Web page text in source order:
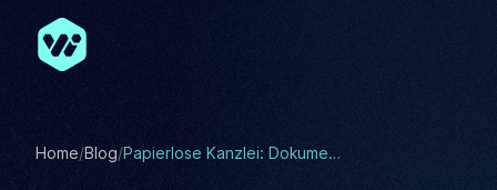
Zum Hauptinhalt springen
Home/Blog/ Papierlose Kanzlei: Dokumenten-Workflows automatisieren